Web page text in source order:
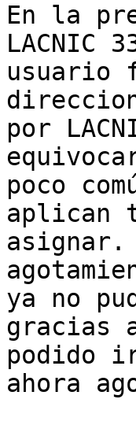
En la
LACNIC
usuario
por
poco
aplican
ya no
gracias
podido
ahora